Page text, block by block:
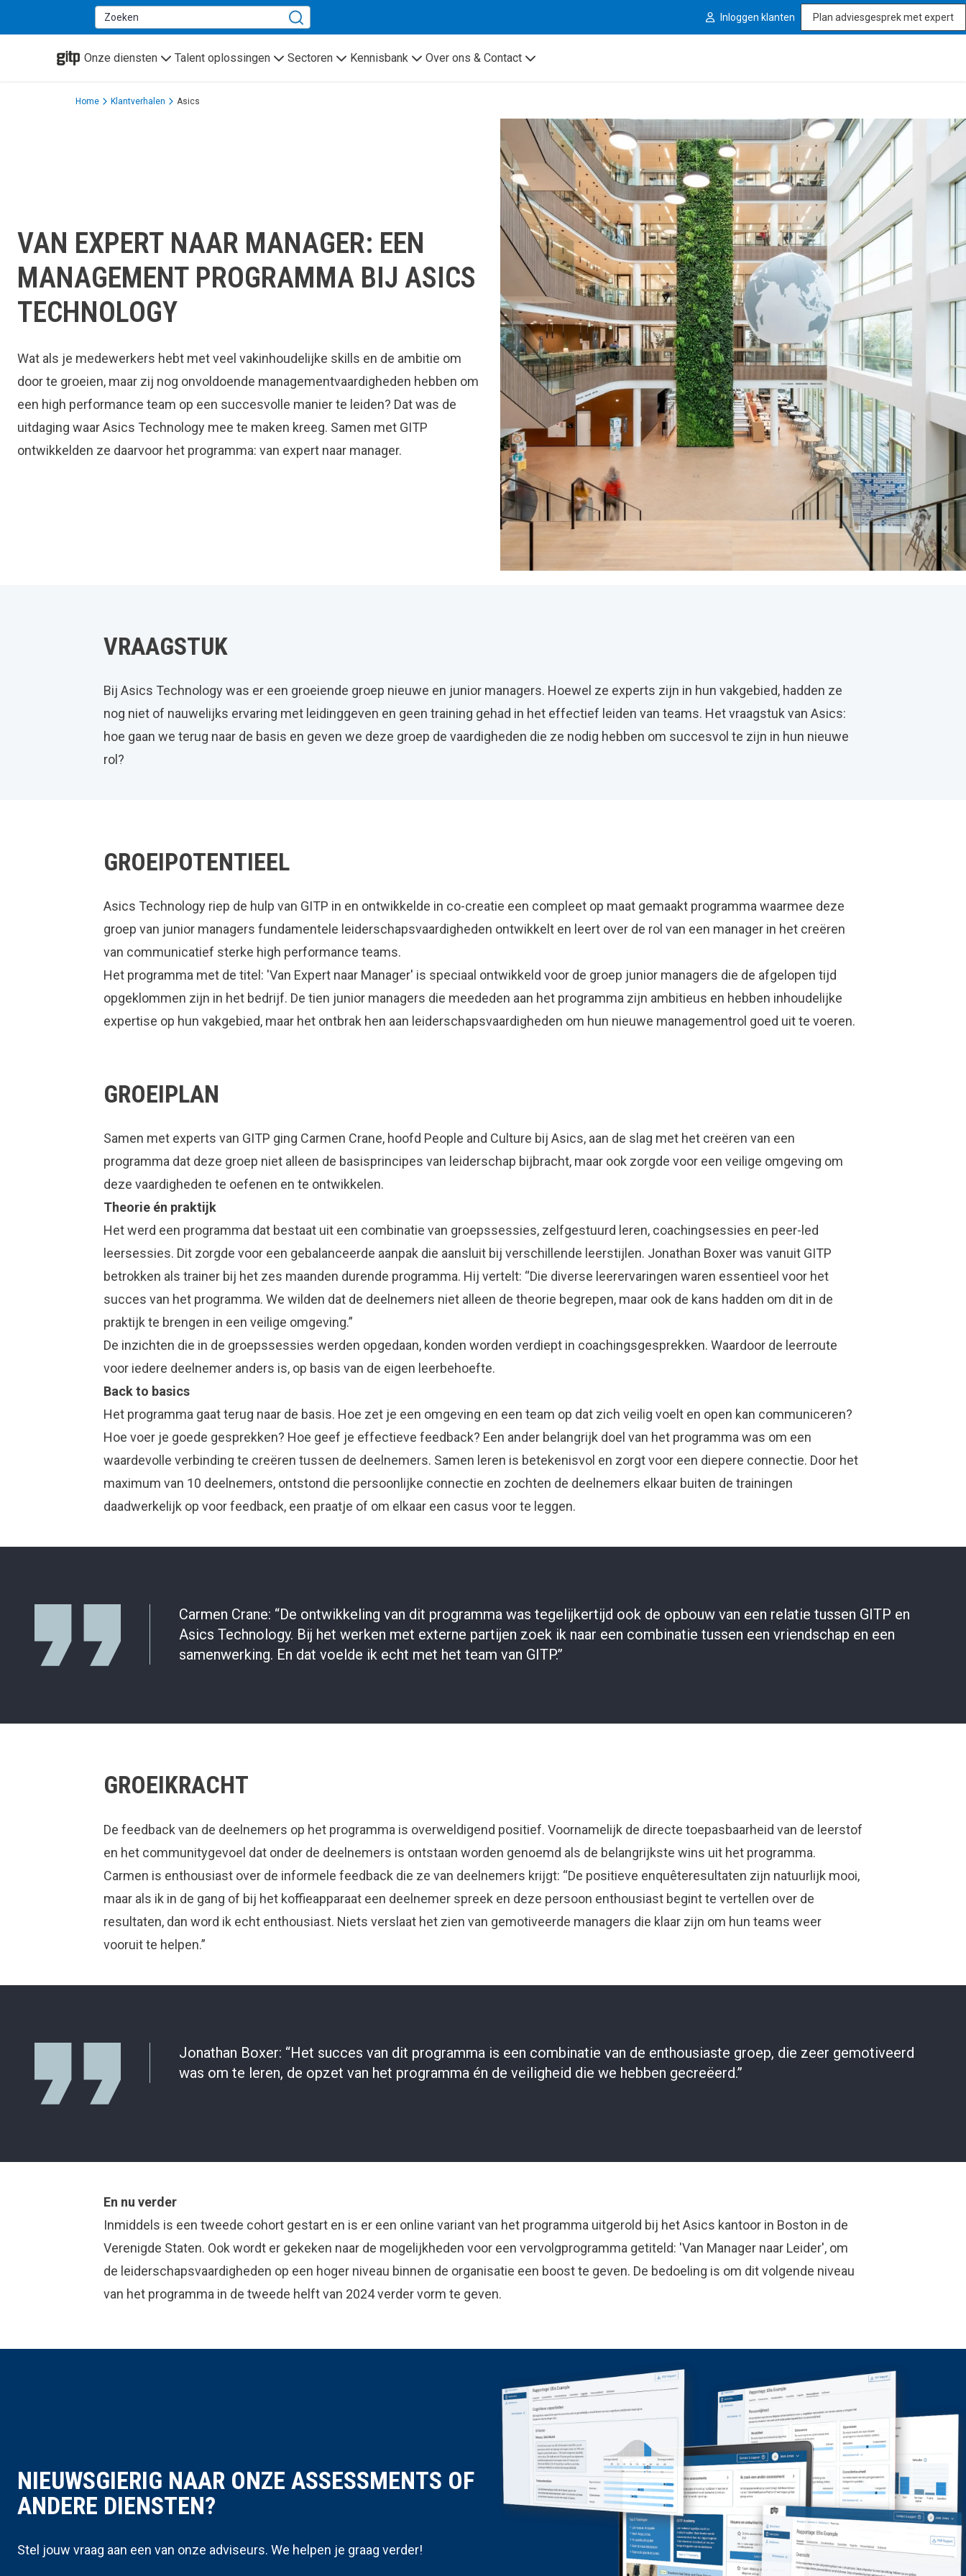
Inloggen klanten Plan adviesgesprek met expert
GITP Onze diensten Talent oplossingen Sectoren Kennisbank Over ons & Contact
Home Klantverhalen Asics
VAN EXPERT NAAR MANAGER: EEN
MANAGEMENT PROGRAMMA BIJ ASICS
TECHNOLOGY
Wat als je medewerkers hebt met veel vakinhoudelijke skills en de ambitie om
door te groeien, maar zij nog onvoldoende managementvaardigheden hebben om
een high performance team op een succesvolle manier te leiden? Dat was de
uitdaging waar Asics Technology mee te maken kreeg. Samen met GITP
ontwikkelden ze daarvoor het programma: van expert naar manager.
VRAAGSTUK
Bij Asics Technology was er een groeiende groep nieuwe en junior managers. Hoewel ze experts zijn in hun vakgebied, hadden ze
nog niet of nauwelijks ervaring met leidinggeven en geen training gehad in het effectief leiden van teams. Het vraagstuk van Asics:
hoe gaan we terug naar de basis en geven we deze groep de vaardigheden die ze nodig hebben om succesvol te zijn in hun nieuwe
rol?
GROEIPOTENTIEEL
Asics Technology riep de hulp van GITP in en ontwikkelde in co-creatie een compleet op maat gemaakt programma waarmee deze
groep van junior managers fundamentele leiderschapsvaardigheden ontwikkelt en leert over de rol van een manager in het creëren
van communicatief sterke high performance teams.
Het programma met de titel: 'Van Expert naar Manager' is speciaal ontwikkeld voor de groep junior managers die de afgelopen tijd
opgeklommen zijn in het bedrijf. De tien junior managers die meededen aan het programma zijn ambitieus en hebben inhoudelijke
expertise op hun vakgebied, maar het ontbrak hen aan leiderschapsvaardigheden om hun nieuwe managementrol goed uit te voeren.
GROEIPLAN
Samen met experts van GITP ging Carmen Crane, hoofd People and Culture bij Asics, aan de slag met het creëren van een
programma dat deze groep niet alleen de basisprincipes van leiderschap bijbracht, maar ook zorgde voor een veilige omgeving om
deze vaardigheden te oefenen en te ontwikkelen.
Theorie én praktijk
Het werd een programma dat bestaat uit een combinatie van groepssessies, zelfgestuurd leren, coachingsessies en peer-led
leersessies. Dit zorgde voor een gebalanceerde aanpak die aansluit bij verschillende leerstijlen. Jonathan Boxer was vanuit GITP
betrokken als trainer bij het zes maanden durende programma. Hij vertelt: “Die diverse leerervaringen waren essentieel voor het
succes van het programma. We wilden dat de deelnemers niet alleen de theorie begrepen, maar ook de kans hadden om dit in de
praktijk te brengen in een veilige omgeving.”
De inzichten die in de groepssessies werden opgedaan, konden worden verdiept in coachingsgesprekken. Waardoor de leerroute
voor iedere deelnemer anders is, op basis van de eigen leerbehoefte.
Back to basics
Het programma gaat terug naar de basis. Hoe zet je een omgeving en een team op dat zich veilig voelt en open kan communiceren?
Hoe voer je goede gesprekken? Hoe geef je effectieve feedback? Een ander belangrijk doel van het programma was om een
waardevolle verbinding te creëren tussen de deelnemers. Samen leren is betekenisvol en zorgt voor een diepere connectie. Door het
maximum van 10 deelnemers, ontstond die persoonlijke connectie en zochten de deelnemers elkaar buiten de trainingen
daadwerkelijk op voor feedback, een praatje of om elkaar een casus voor te leggen.
Carmen Crane: “De ontwikkeling van dit programma was tegelijkertijd ook de opbouw van een relatie tussen GITP en
Asics Technology. Bij het werken met externe partijen zoek ik naar een combinatie tussen een vriendschap en een
samenwerking. En dat voelde ik echt met het team van GITP.”
GROEIKRACHT
De feedback van de deelnemers op het programma is overweldigend positief. Voornamelijk de directe toepasbaarheid van de leerstof
en het communitygevoel dat onder de deelnemers is ontstaan worden genoemd als de belangrijkste wins uit het programma.
Carmen is enthousiast over de informele feedback die ze van deelnemers krijgt: “De positieve enquêteresultaten zijn natuurlijk mooi,
maar als ik in de gang of bij het koffieapparaat een deelnemer spreek en deze persoon enthousiast begint te vertellen over de
resultaten, dan word ik echt enthousiast. Niets verslaat het zien van gemotiveerde managers die klaar zijn om hun teams weer
vooruit te helpen.”
Jonathan Boxer: “Het succes van dit programma is een combinatie van de enthousiaste groep, die zeer gemotiveerd
was om te leren, de opzet van het programma én de veiligheid die we hebben gecreëerd.”
En nu verder
Inmiddels is een tweede cohort gestart en is er een online variant van het programma uitgerold bij het Asics kantoor in Boston in de
Verenigde Staten. Ook wordt er gekeken naar de mogelijkheden voor een vervolgprogramma getiteld: 'Van Manager naar Leider', om
de leiderschapsvaardigheden op een hoger niveau binnen de organisatie een boost te geven. De bedoeling is om dit volgende niveau
van het programma in de tweede helft van 2024 verder vorm te geven.
NIEUWSGIERIG NAAR ONZE ASSESSMENTS OF
ANDERE DIENSTEN?
Stel jouw vraag aan een van onze adviseurs. We helpen je graag verder!